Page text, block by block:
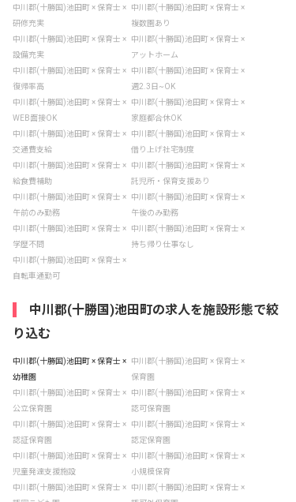
中川郡(十勝国)池田町 × 保育士 ×
研修充実
中川郡(十勝国)池田町 × 保育士 ×
複数園あり
中川郡(十勝国)池田町 × 保育士 ×
設備充実
中川郡(十勝国)池田町 × 保育士 ×
アットホーム
中川郡(十勝国)池田町 × 保育士 ×
復帰率高
中川郡(十勝国)池田町 × 保育士 ×
週2.3日~OK
中川郡(十勝国)池田町 × 保育士 ×
WEB面接OK
中川郡(十勝国)池田町 × 保育士 ×
家庭都合休OK
中川郡(十勝国)池田町 × 保育士 ×
交通費支給
中川郡(十勝国)池田町 × 保育士 ×
借り上げ社宅制度
中川郡(十勝国)池田町 × 保育士 ×
給食費補助
中川郡(十勝国)池田町 × 保育士 ×
託児所・保育支援あり
中川郡(十勝国)池田町 × 保育士 ×
午前のみ勤務
中川郡(十勝国)池田町 × 保育士 ×
午後のみ勤務
中川郡(十勝国)池田町 × 保育士 ×
学歴不問
中川郡(十勝国)池田町 × 保育士 ×
持ち帰り仕事なし
中川郡(十勝国)池田町 × 保育士 ×
自転車通勤可
中川郡(十勝国)池田町の求人を施設形態で絞
り込む
中川郡(十勝国)池田町 × 保育士 ×
幼稚園
中川郡(十勝国)池田町 × 保育士 ×
保育園
中川郡(十勝国)池田町 × 保育士 ×
公立保育園
中川郡(十勝国)池田町 × 保育士 ×
認可保育園
中川郡(十勝国)池田町 × 保育士 ×
認証保育園
中川郡(十勝国)池田町 × 保育士 ×
認定保育園
中川郡(十勝国)池田町 × 保育士 ×
児童発達支援施設
中川郡(十勝国)池田町 × 保育士 ×
小規模保育
中川郡(十勝国)池田町 × 保育士 ×
中川郡(十勝国)池田町 × 保育士 ×